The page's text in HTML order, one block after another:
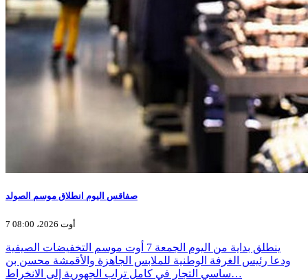
صفاقس اليوم انطلاق موسم الصولد
7 أوت 2026، 08:00
ينطلق بداية من اليوم الجمعة 7 أوت موسم التخفيضات الصيفية
ودعا رئيس الغرفة الوطنية للملابس الجاهزة والأقمشة محسن بن
ساسي التجار في كامل تراب الجهورية إلى الانخراط…